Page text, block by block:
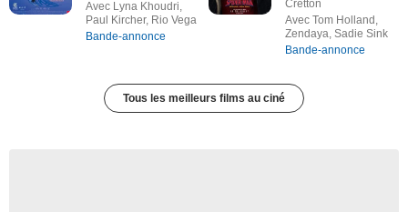
Avec Lyna Khoudri,
Paul Kircher, Rio Vega
Bande-annonce
Cretton
Avec Tom Holland,
Zendaya, Sadie Sink
Bande-annonce
Tous les meilleurs films au ciné